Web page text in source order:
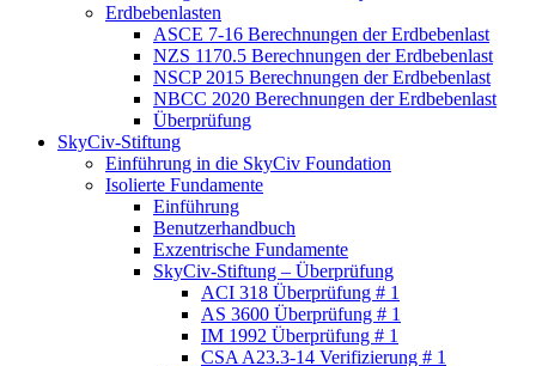
Erdbebenlasten
ASCE 7-16 Berechnungen der Erdbebenlast
NZS 1170.5 Berechnungen der Erdbebenlast
NSCP 2015 Berechnungen der Erdbebenlast
NBCC 2020 Berechnungen der Erdbebenlast
Überprüfung
SkyCiv-Stiftung
Einführung in die SkyCiv Foundation
Isolierte Fundamente
Einführung
Benutzerhandbuch
Exzentrische Fundamente
SkyCiv-Stiftung – Überprüfung
ACI 318 Überprüfung # 1
AS 3600 Überprüfung # 1
IM 1992 Überprüfung # 1
CSA A23.3-14 Verifizierung # 1